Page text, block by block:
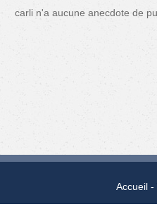
carli n'a aucune anecdote de
Accueil